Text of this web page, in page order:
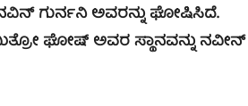
ಗುರ್ನನಿ ಅವರನ್ನು ಘೋಷಿಸಿದೆ.
ಘೋಷ್ ಅವರ ಸ್ಥಾನವನ್ನು ನವೀನ್